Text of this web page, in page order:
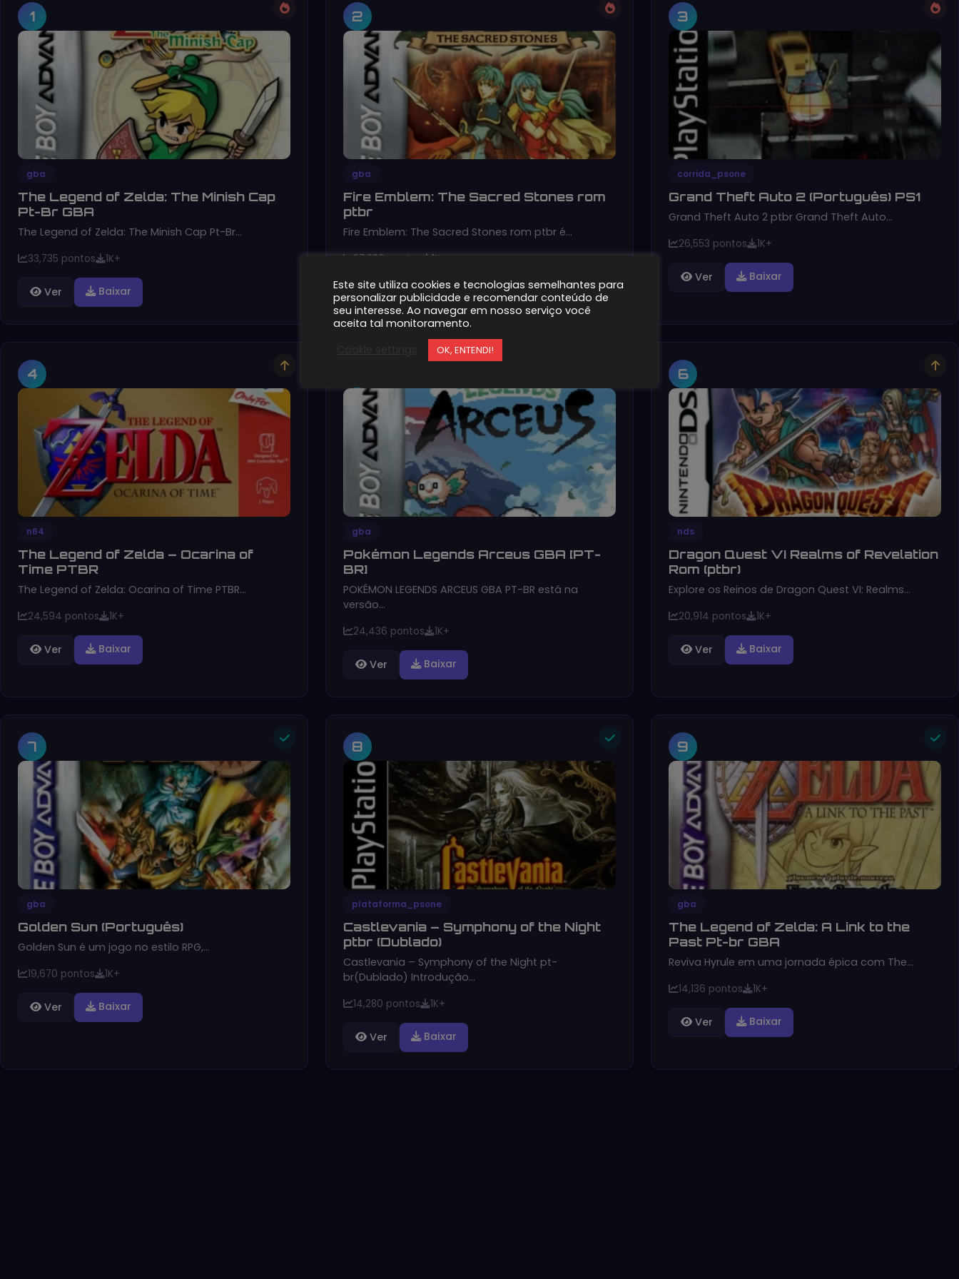
1
gba
The Legend of Zelda: The Minish Cap
Pt-Br GBA
The Legend of Zelda: The Minish Cap Pt-Br…
33,735 pontos 1K+
Ver Baixar
2
gba
Fire Emblem: The Sacred Stones rom
ptbr
Fire Emblem: The Sacred Stones rom ptbr é…
27,836 pontos 1K+
Ver Baixar
3
corrida_psone
Grand Theft Auto 2 (Português) PS1
Grand Theft Auto 2 ptbr Grand Theft Auto…
26,553 pontos 1K+
Ver Baixar
4
n64
The Legend of Zelda – Ocarina of
Time PTBR
The Legend of Zelda: Ocarina of Time PTBR…
24,594 pontos 1K+
Ver Baixar
gba
Pokémon Legends Arceus GBA [PT-
BR]
POKÉMON LEGENDS ARCEUS GBA PT-BR está na
versão…
24,436 pontos 1K+
Ver Baixar
6
nds
Dragon Quest VI Realms of Revelation
Rom (ptbr)
Explore os Reinos de Dragon Quest VI: Realms…
20,914 pontos 1K+
Ver Baixar
7
gba
Golden Sun (Português)
Golden Sun é um jogo no estilo RPG,…
19,670 pontos 1K+
Ver Baixar
8
plataforma_psone
Castlevania – Symphony of the Night
ptbr (Dublado)
Castlevania – Symphony of the Night pt-
br(Dublado) Introdução…
14,280 pontos 1K+
Ver Baixar
9
gba
The Legend of Zelda: A Link to the
Past Pt-br GBA
Reviva Hyrule em uma jornada épica com The…
14,136 pontos 1K+
Ver Baixar
Este site utiliza cookies e tecnologias semelhantes para
personalizar publicidade e recomendar conteúdo de
seu interesse. Ao navegar em nosso serviço você
aceita tal monitoramento.
OK, ENTENDI!